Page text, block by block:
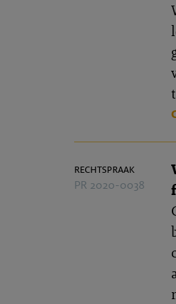
rechtspraak
PR 2020-0038